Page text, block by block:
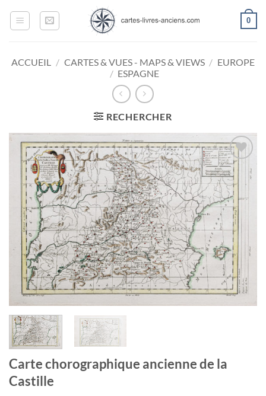
0
ACCUEIL / CARTES & VUES - MAPS & VIEWS / EUROPE
/ ESPAGNE
RECHERCHER
Ajouter
à la
wishlist
Carte chorographique ancienne de la
Castille